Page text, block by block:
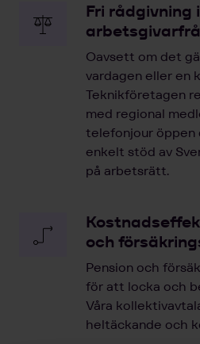
Fri rådgivning i
Oavsett om det
vardagen eller en
Teknikföretagen
med regional
telefonjour öppen
enkelt stöd av
på arbetsrätt.
och
Pension och
för att locka och
Våra
heltäckande och